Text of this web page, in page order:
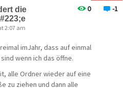
0 -1
die
2:07 am
imJahr, dass auf einmal
wenn ich das öffne.
alle Ordner wieder auf eine
zu ziehen und dann alle